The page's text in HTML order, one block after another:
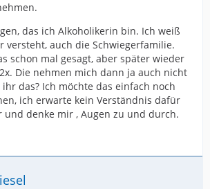
das ich Alkoholikerin bin. Ich weiß
versteht, auch die Schwiegerfamilie.
schon mal gesagt, aber später wieder
Die nehmen mich dann ja auch nicht
das? Ich möchte das einfach noch
ich erwarte kein Verständnis dafür
denke mir , Augen zu und durch.